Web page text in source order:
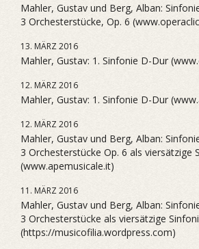
Mahler, Gustav und Berg, Alban:
3 Orchesterstücke, Op. 6
13. MÄRZ 2016
Mahler, Gustav: 1. Sinfonie D-Dur
12. MÄRZ 2016
Mahler, Gustav: 1. Sinfonie D-Dur
12. MÄRZ 2016
Mahler, Gustav und Berg, Alban:
3 Orchesterstücke Op. 6 als viersätzige
(www.apemusicale.it)
11. MÄRZ 2016
Mahler, Gustav und Berg, Alban:
3 Orchesterstücke als viersätzige
(https://musicofilia.wordpress.com)